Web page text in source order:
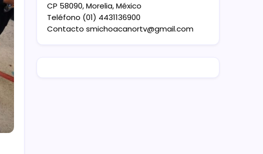
CP 58090, Morelia, México
Teléfono (01) 4431136900
Contacto smichoacanortv@gmail.com